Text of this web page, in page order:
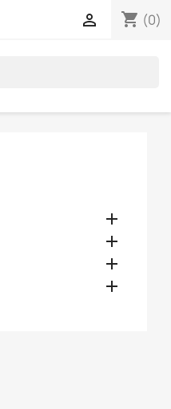
shopping_cart (0)




